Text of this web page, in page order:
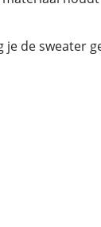
je de sweater